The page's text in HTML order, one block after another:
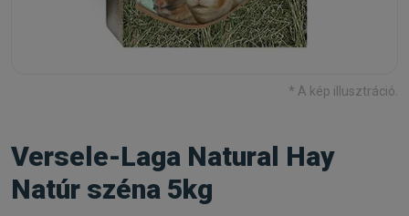
* A kép illusztráció.
Versele-Laga Natural Hay
Natúr széna 5kg